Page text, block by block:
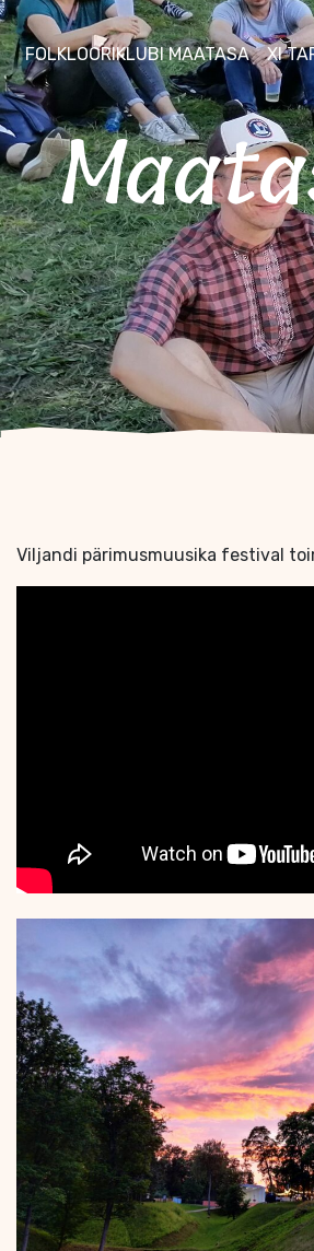
FOLKLOORIKLUBI MAATASA XI
Maatasa Viljandi pärimusmuusika
Viljandi pärimusmuusika festival